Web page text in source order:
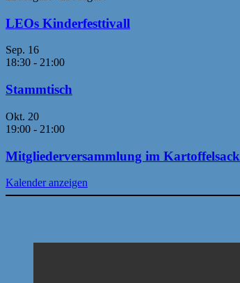
LEOs Kinderfesttivall
Sep. 16
18:30 - 21:00
Stammtisch
Okt. 20
19:00 - 21:00
Mitgliederversammlung im Kartoffelsack
Kalender anzeigen